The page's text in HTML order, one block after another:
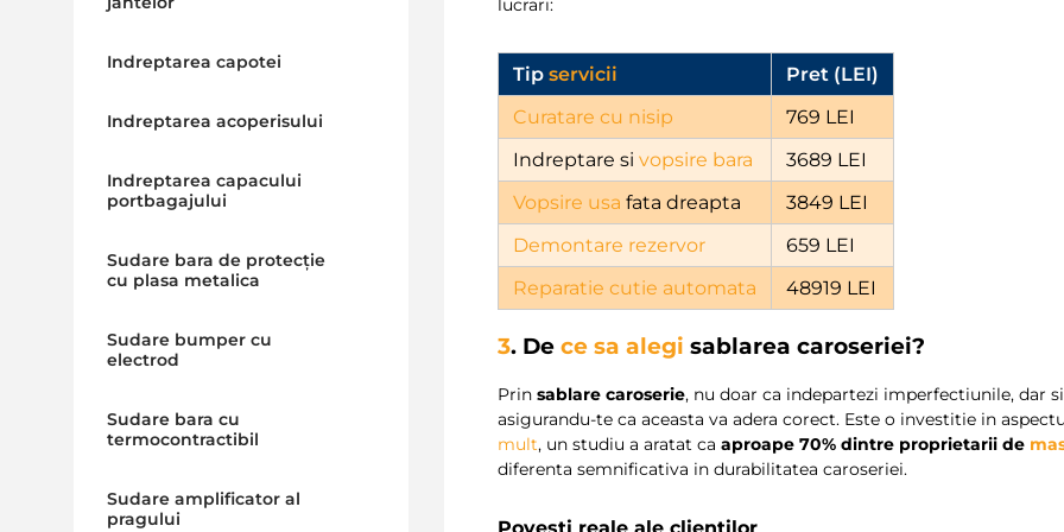
Indreptarea capotei
Indreptarea acoperisului
Indreptarea capacului
portbagajului
Sudare bara de protecție
cu plasa metalica
Sudare bumper cu
electrod
Sudare bara cu
termocontractibil
Sudare amplificator al
pragului
lucrari:
Tipservicii
Pret (LEI)
Curatare cu nisip
769 LEI
Indreptare sivopsire bara
3689 LEI
Vopsire usa fata dreapta
3849 LEI
Demontare rezervor
659 LEI
Reparatie cutie automata
48919 LEI
3. Dece sa alegi sablarea caroseriei?
Prinsablare caroserie, nu doar ca indepartezi imperfectiunile, dar
asigurandu-te ca aceasta va adera corect. Este o investitie in
mult, un studiu a aratat caaproape 70% dintre proprietarii de
diferenta semnificativa in durabilitatea caroseriei.